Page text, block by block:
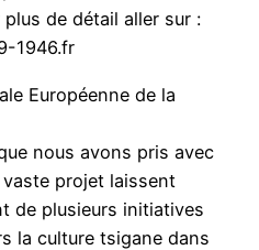
plus de détail aller sur :
1946.fr
Européenne de la
nous avons pris avec
projet laissent
de plusieurs initiatives
la culture tsigane dans